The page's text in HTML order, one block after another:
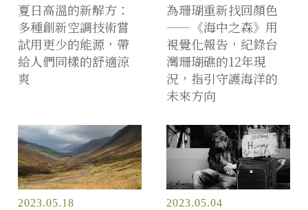
夏日高溫的新解方：
多種創新空調技術嘗
試用更少的能源，帶
給人們同樣的舒適涼
爽
為珊瑚重新找回顏色
——《海中之森》用
視覺化報告，紀錄台
灣珊瑚礁的12年現
況，指引守護海洋的
未來方向
2023.05.18 2023.05.04